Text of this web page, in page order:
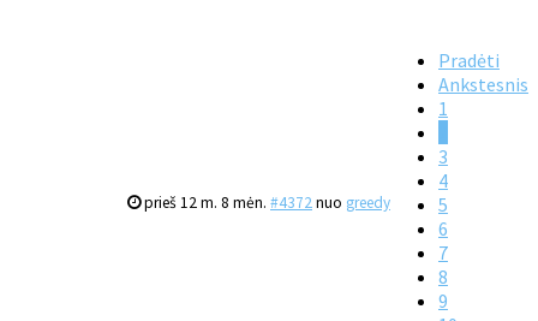
Pradėti
Ankstesnis
1
3
4
5
6
7
8
9
prieš 12 m. 8 mėn. #4372nuo greedy